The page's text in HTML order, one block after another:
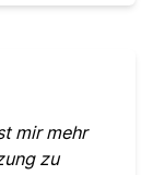
mir mehr
zu